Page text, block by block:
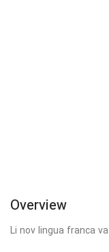
Overview
Li nov lingua franca